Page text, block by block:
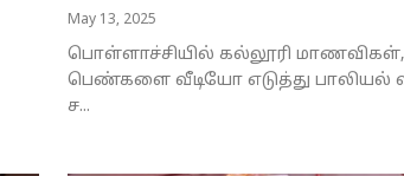
May 13, 2025
பொள்ளாச்சியில் கல்லூரி
பெண்களை வீடியோ எடுத்து
ச...